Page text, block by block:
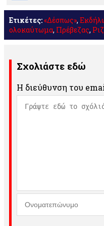
Μοιραστείτε
Ετικέτες:«Δέσπως»,
ολοκαύτωμα, Πρέβεζας,
Σχολιάστε εδώ
Η διεύθυνση του